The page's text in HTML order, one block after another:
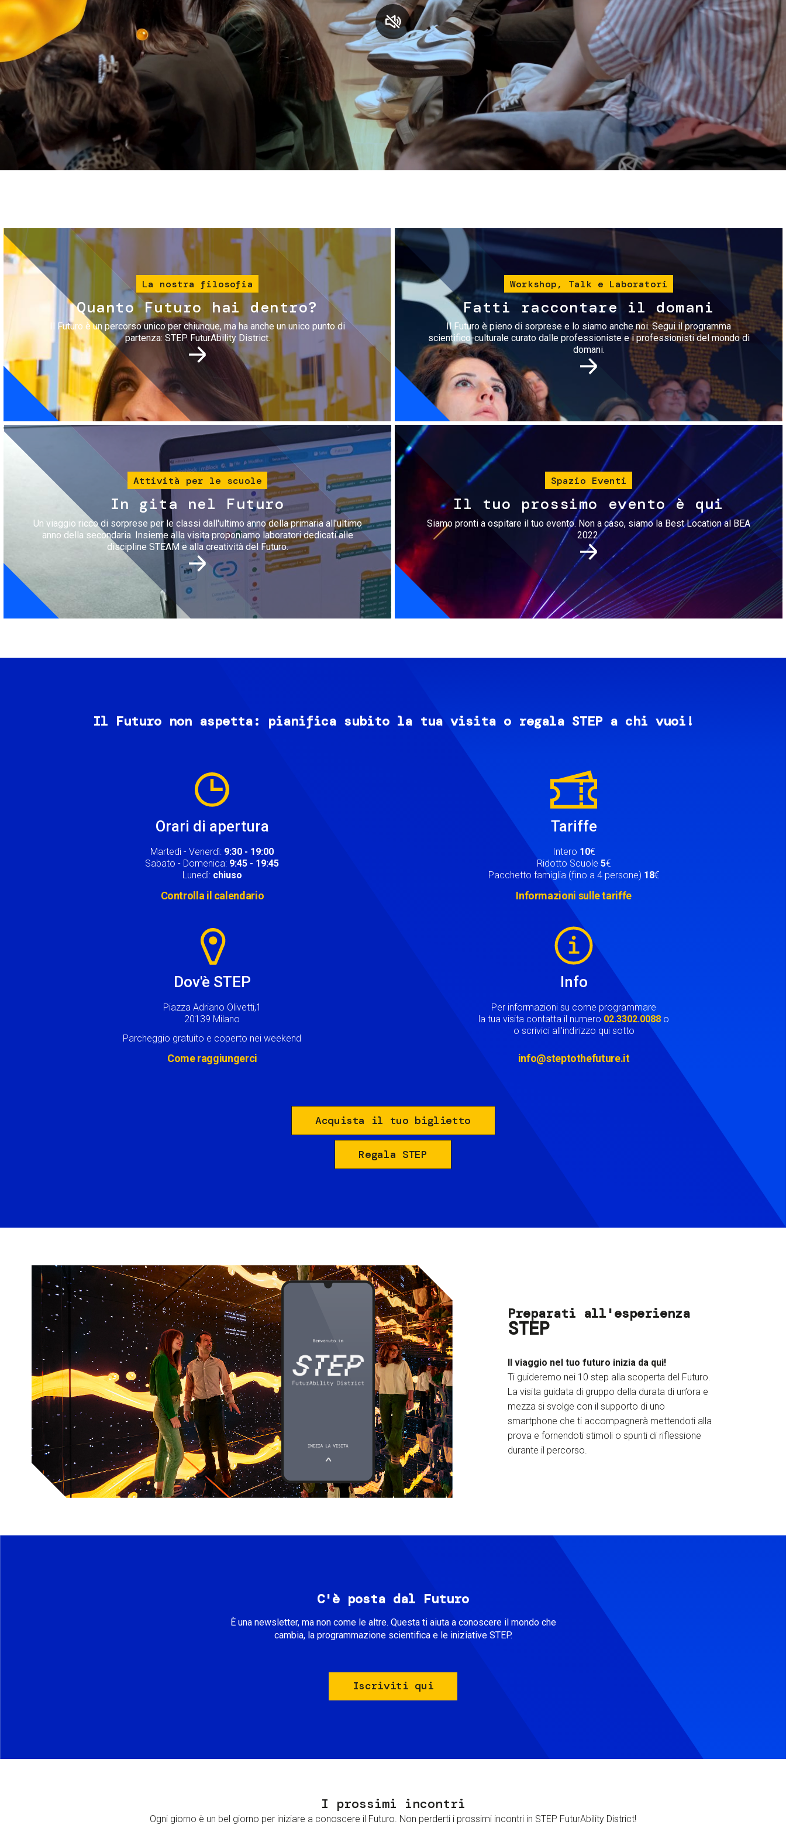
Servizi e accessibilità
Contatti
Biglietti
Immagine
La nostra filosofia
Quanto Futuro hai dentro?
Il Futuro è un percorso unico per chiunque, ma ha anche un unico punto di
partenza: STEP FuturAbility District.
Immagine
Workshop, Talk e Laboratori
Fatti raccontare il domani
Il Futuro è pieno di sorprese e lo siamo anche noi. Segui il programma
scientifico-culturale curato dalle professioniste e i professionisti del mondo di
domani.
Immagine
Attività per le scuole
In gita nel Futuro
Un viaggio ricco di sorprese per le classi dall'ultimo anno della primaria all'ultimo
anno della secondaria. Insieme alla visita proponiamo laboratori dedicati alle
discipline STEAM e alla creatività del Futuro.
Immagine
Spazio Eventi
Il tuo prossimo evento è qui
Siamo pronti a ospitare il tuo evento. Non a caso, siamo la Best Location al BEA
2022.
Il Futuro non aspetta: pianifica subito la tua visita o regala STEP a chi vuoi!
Orari di apertura
Martedì - Venerdì: 9:30 - 19:00
Sabato - Domenica: 9:45 - 19:45
Lunedì: chiuso
Controlla il calendario
Tariffe
Intero 10€
Ridotto Scuole 5€
Pacchetto famiglia (fino a 4 persone) 18€
Informazioni sulle tariffe
Dov'è STEP
Piazza Adriano Olivetti,1
20139 Milano
Parcheggio gratuito e coperto nei weekend
Come raggiungerci
Info
Per informazioni su come programmare
la tua visita contatta il numero 02.3302.0088 o
o scrivici all'indirizzo qui sotto
info@steptothefuture.it
Acquista il tuo biglietto
Regala STEP
Preparati all'esperienza
STEP
Il viaggio nel tuo futuro inizia da qui!
Ti guideremo nei 10 step alla scoperta del Futuro.
La visita guidata di gruppo della durata di un’ora e
mezza si svolge con il supporto di uno
smartphone che ti accompagnerà mettendoti alla
prova e fornendoti stimoli o spunti di riflessione
durante il percorso.
C'è posta dal Futuro
È una newsletter, ma non come le altre. Questa ti aiuta a conoscere il mondo che
cambia, la programmazione scientifica e le iniziative STEP.
Iscriviti qui
I prossimi incontri
Ogni giorno è un bel giorno per iniziare a conoscere il Futuro. Non perderti i prossimi incontri in STEP FuturAbility District!